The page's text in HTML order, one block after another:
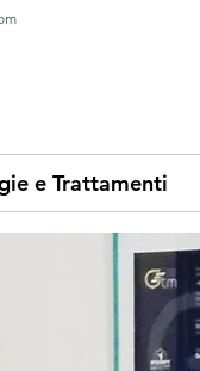
e Trattamenti